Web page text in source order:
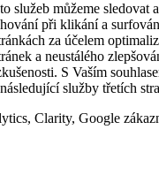
služeb můžeme sledovat
při klikání a
za účelem
a neustálého
S Vaším
služby třetích
Clarity, Google